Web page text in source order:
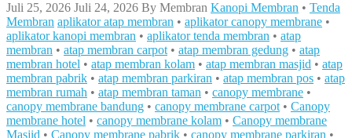
Juli 25, 2026 Juli 24, 2026 By Membran Kanopi Membran • Tenda
Membran aplikator atap membran • aplikator canopy membrane •
aplikator kanopi membran • aplikator tenda membran • atap
membran • atap membran carpot • atap membran gedung • atap
membran hotel • atap membran kolam • atap membran masjid • atap
membran pabrik • atap membran parkiran • atap membran pos • atap
membran rumah • atap membran taman • canopy membrane •
canopy membrane bandung • canopy membrane carpot • Canopy
membrane hotel • canopy membrane kolam • Canopy membrane
Masjid • Canopy membrane pabrik • canopy membrane parkiran •